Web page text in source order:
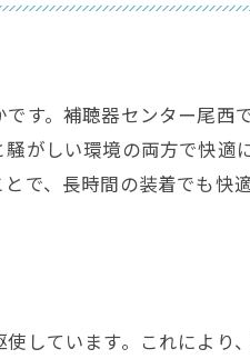
す。補聴器センター尾西
がしい環境の両方で快適
で、長時間の装着でも快
しています。これにより